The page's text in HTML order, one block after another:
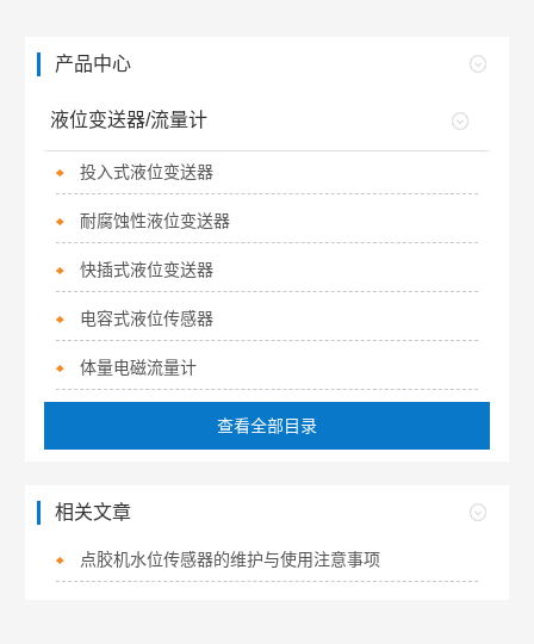
产品中心
液位变送器/流量计
投入式液位变送器
耐腐蚀性液位变送器
快插式液位变送器
电容式液位传感器
体量电磁流量计
查看全部目录
相关文章
点胶机水位传感器的维护与使用注意事项